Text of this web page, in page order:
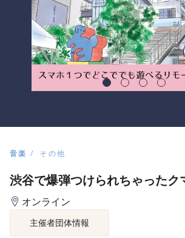
音楽 その他
渋谷で爆弾つけられちゃったク
オンライン
主催者団体情報